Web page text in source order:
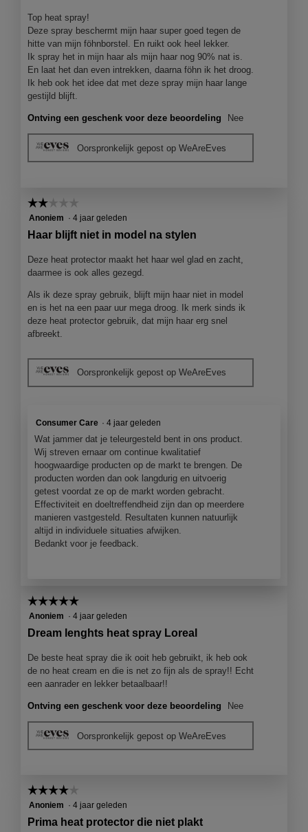
sterren.
Top heat spray!
Deze spray beschermt mijn haar super goed tegen de
hitte van mijn föhnborstel. En ruikt ook heel lekker.
Ik spray het in mijn haar als mijn haar nog 90% nat is.
En laat het dan even intrekken, daarna föhn ik het droog.
Ik heb ook het idee dat met deze spray mijn haar lange
gestijld blijft.
Ontving een geschenk voor deze beoordeling Nee
Oorspronkelijk gepost op WeAreEves
☆☆☆☆☆
☆☆☆☆☆
2
sterren.
Anoniem · 4 jaar geleden
Haar blijft niet in model na stylen
Deze heat protector maakt het haar wel glad en zacht,
daarmee is ook alles gezegd.
Als ik deze spray gebruik, blijft mijn haar niet in model
en is het na een paar uur mega droog. Ik merk sinds ik
deze heat protector gebruik, dat mijn haar erg snel
afbreekt.
Oorspronkelijk gepost op WeAreEves
Consumer Care · 4 jaar geleden
Wat jammer dat je teleurgesteld bent in ons product.
Wij streven ernaar om continue kwalitatief
hoogwaardige producten op de markt te brengen. De
producten worden dan ook langdurig en uitvoerig
getest voordat ze op de markt worden gebracht.
Effectiviteit en doeltreffendheid zijn dan op meerdere
manieren vastgesteld. Resultaten kunnen natuurlijk
altijd in individuele situaties afwijken.
Bedankt voor je feedback.
☆☆☆☆☆
☆☆☆☆☆
5
van
sterren.
Anoniem · 4 jaar geleden
Dream lenghts heat spray Loreal
De beste heat spray die ik ooit heb gebruikt, ik heb ook
de no heat cream en die is net zo fijn als de spray!! Echt
een aanrader en lekker betaalbaar!!
Ontving een geschenk voor deze beoordeling Nee
Oorspronkelijk gepost op WeAreEves
☆☆☆☆☆
☆☆☆☆☆
4
van
Anoniem · 4 jaar geleden
Prima heat protector die niet plakt